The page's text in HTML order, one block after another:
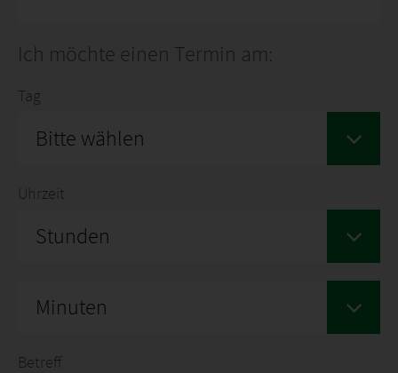
Ich möchte einen Termin am:
Tag
Bitte wählen
Uhrzeit
Stunden
Minuten
Betreff